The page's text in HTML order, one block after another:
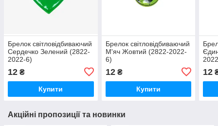
Брелок світловідбиваючий
Сердечко Зелений (2822-
2022-6)
12 ₴
Купити
Брелок світловідбиваючий
М'яч Жовтий (2822-2022-
6)
12₴
Купити
12
Акційні пропозиції та новинки